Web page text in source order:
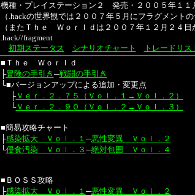
機種・プレイステーション２ 発売・２００５年１１
（.hackの世界観では２００７年５月にフラグメント
（またＴｈｅ Ｗｏｒｌｄは２００７年１２月２４日
.hack//fragment
初期ステータス
シナリオチャート トレードリス
■Ｔｈｅ Ｗｏｒｌｄ
├冒険の手引き ─戦闘の手引き
└■バージョンアップによる追加・変更点
├Ｖｅｒ．２．７５（Ｖｏｌ．１→Ｖｏｌ．２）
└Ｖｅｒ．２．９０（Ｖｏｌ．２→Ｖｏｌ．３）
■簡易攻略チャート
├感染拡大 Ｖｏｌ．１ ─悪性変異 Ｖｏｌ．２
└侵食汚染 Ｖｏｌ．３ ─絶対包囲 Ｖｏｌ．４
■ＢＯＳＳ攻略
├感染拡大 Ｖｏｌ．１ ─悪性変異 Ｖｏｌ．２